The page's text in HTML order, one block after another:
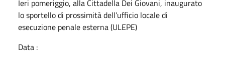
Ieri pomeriggio, alla Cittadella Dei Giovani, inaugurato
lo sportello di prossimità dell’ufficio locale di
esecuzione penale esterna (ULEPE)
Data :